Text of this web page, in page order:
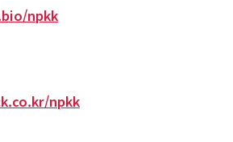
npkk
npkk